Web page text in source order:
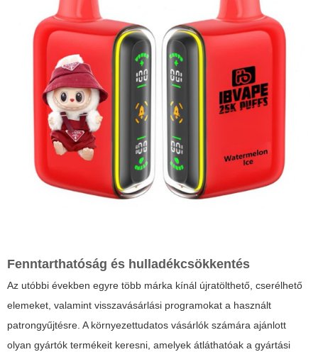
Fenntarthatóság és hulladékcsökkentés
Az utóbbi években egyre több márka kínál újratölthető, cserélhető
elemeket, valamint visszavásárlási programokat a használt
patrongyűjtésre. A környezettudatos vásárlók számára ajánlott
olyan gyártók termékeit keresni, amelyek átláthatóak a gyártási